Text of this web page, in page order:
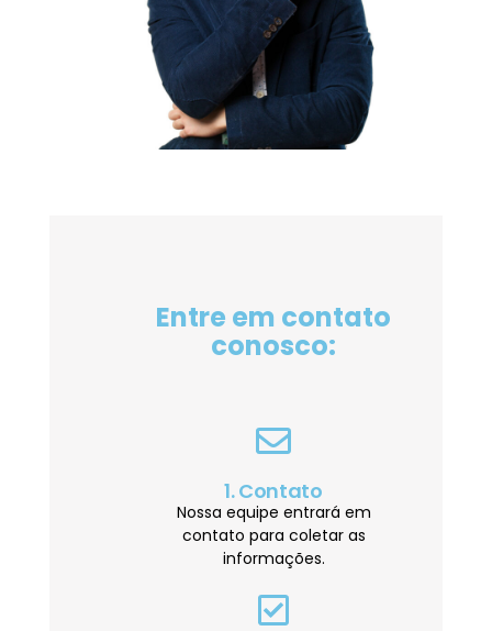
Entre em contato
conosco:
1. Contato
Nossa equipe entrará em
contato para coletar as
informações.